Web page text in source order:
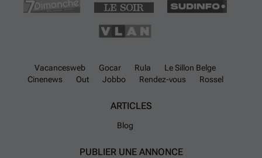
Vacancesweb Gocar Rula
Le Sillon Belge
Cinenews
Out Jobbo Rendez-vous Rossel
ARTICLES
Blog
PUBLIER UNE ANNONCE